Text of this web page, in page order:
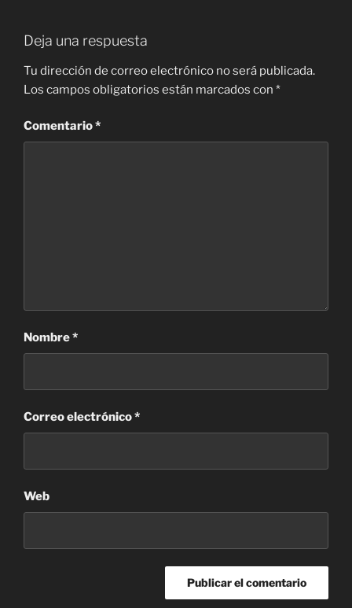
Deja una respuesta
Tu dirección de correo electrónico no será publicada.
Los campos obligatorios están marcados con *
Comentario*
Nombre*
Correo electrónico*
Web